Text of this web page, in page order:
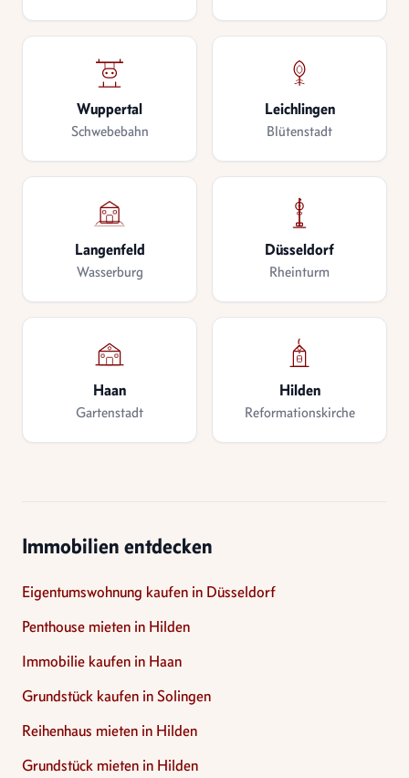
Wuppertal
Schwebebahn
Leichlingen
Blütenstadt
Langenfeld
Wasserburg
Düsseldorf
Rheinturm
Haan
Gartenstadt
Hilden
Reformationskirche
Immobilien entdecken
Eigentumswohnung kaufen in Düsseldorf
Penthouse mieten in Hilden
Immobilie kaufen in Haan
Grundstück kaufen in Solingen
Reihenhaus mieten in Hilden
Grundstück mieten in Hilden